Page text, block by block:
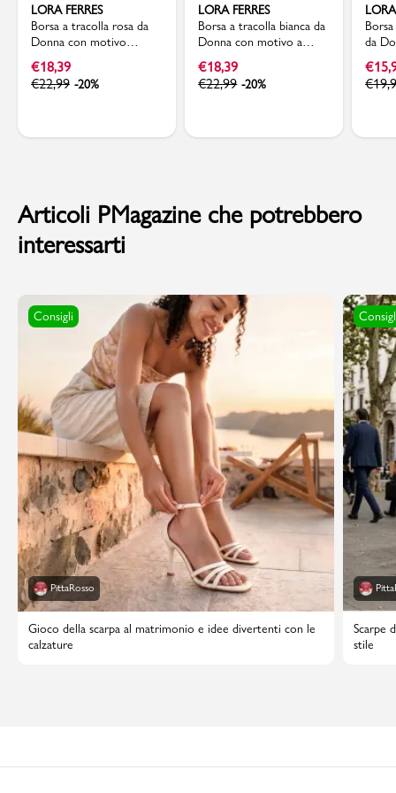
LORA FERRES
Borsa a tracolla rosa da
Donna con motivo
trapuntato Lora Ferres
€18,39
€22,99 -20%
LORA FERRES
Borsa a tracolla bianca da
Donna con motivo a
Chevron Lora Ferres
€18,39
€22,99 -20%
da
€
€
Articoli PMagazine che potrebbero
interessarti
Consigli
PittaRosso
Gioco della scarpa al matrimonio e idee divertenti con le
calzature
Scarpe
stile